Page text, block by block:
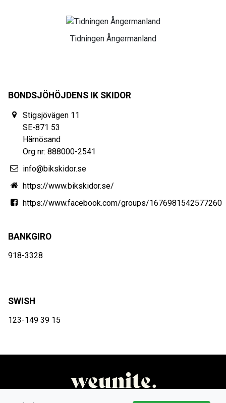
Tidningen Ångermanland
BONDSJÖHÖJDENS IK SKIDOR
Stigsjövägen 11
SE-871 53
Härnösand
Org nr: 888000-2541
info@bikskidor.se
https://www.bikskidor.se/
https://www.facebook.com/groups/1676981542577260
BANKGIRO
918-3328
SWISH
123-149 39 15